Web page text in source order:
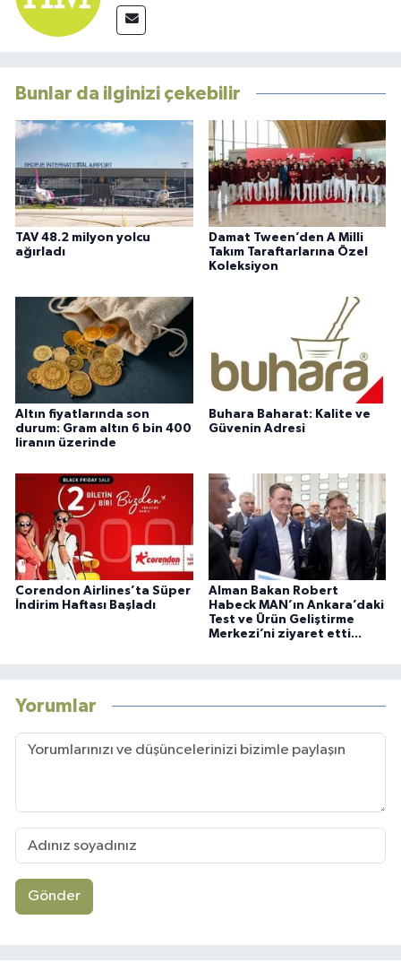
Bunlar da ilginizi çekebilir
TAV 48.2 milyon yolcu
ağırladı
Damat Tween’den A Milli
Takım Taraftarlarına Özel
Koleksiyon
Altın fiyatlarında son
durum: Gram altın 6 bin 400
liranın üzerinde
Buhara Baharat: Kalite ve
Güvenin Adresi
Corendon Airlines’ta Süper
İndirim Haftası Başladı
Alman Bakan Robert
Habeck MAN’ın Ankara’daki
Test ve Ürün Geliştirme
Merkezi’ni ziyaret etti...
Yorumlar
Gönder